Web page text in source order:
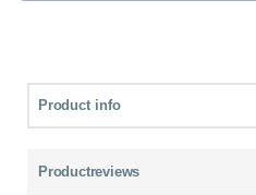
Product info
Productreviews